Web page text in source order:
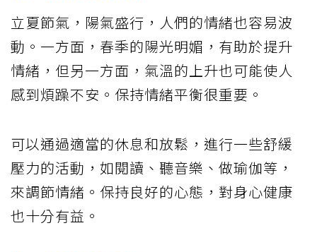
立夏節氣，陽氣盛行，人們的情緒也容易波
動。一方面，春季的陽光明媚，有助於提升
情緒，但另一方面，氣溫的上升也可能使人
感到煩躁不安。保持情緒平衡很重要。
可以通過適當的休息和放鬆，進行一些舒緩
壓力的活動，如閱讀、聽音樂、做瑜伽等，
來調節情緒。保持良好的心態，對身心健康
也十分有益。